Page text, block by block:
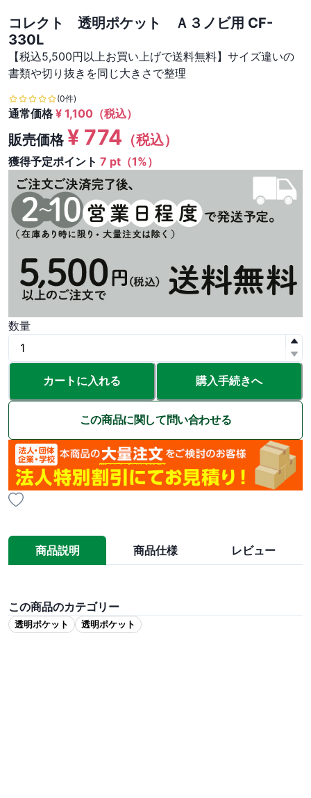
コレクト 透明ポケット Ａ３ノビ用 CF-
330L
【税込5,500円以上お買い上げで送料無料】サイズ違いの
書類や切り抜きを同じ大きさで整理
(0件)
通常価格¥ 1,100 （税込）
販売価格¥ 774 （税込）
獲得予定ポイント 7 pt（1%）
数量
カートに入れる 購入手続きへ
この商品に関して問い合わせる
商品説明 商品仕様 レビュー
この商品のカテゴリー
透明ポケット 透明ポケット